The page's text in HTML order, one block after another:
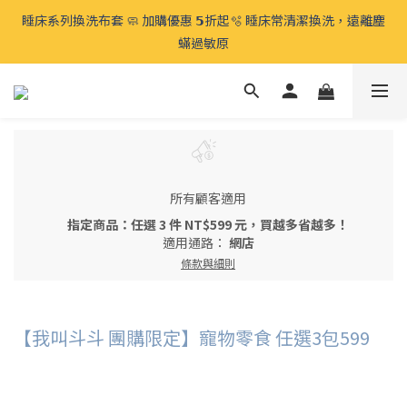
⍋ 毛孩宅家生活節 🛋️ 太熱免出門 全館滿千免運、滿𝟮𝟱𝟬𝟬免費再
贈 🉐️寵物零食
睡床系列換洗布套 🧼 加購優惠 𝟱折起🫧 睡床常清潔換洗，遠離塵
蟎過敏原
⍋ 毛孩宅家生活節 🛋️ 太熱免出門 全館滿千免運、滿𝟮𝟱𝟬𝟬免費再
所有顧客適用
指定商品：任選 3 件 NT$599 元，買越多省越多！
適用通路： 網店
條款與細則
【我叫斗斗 團購限定】寵物零食 任選3包599